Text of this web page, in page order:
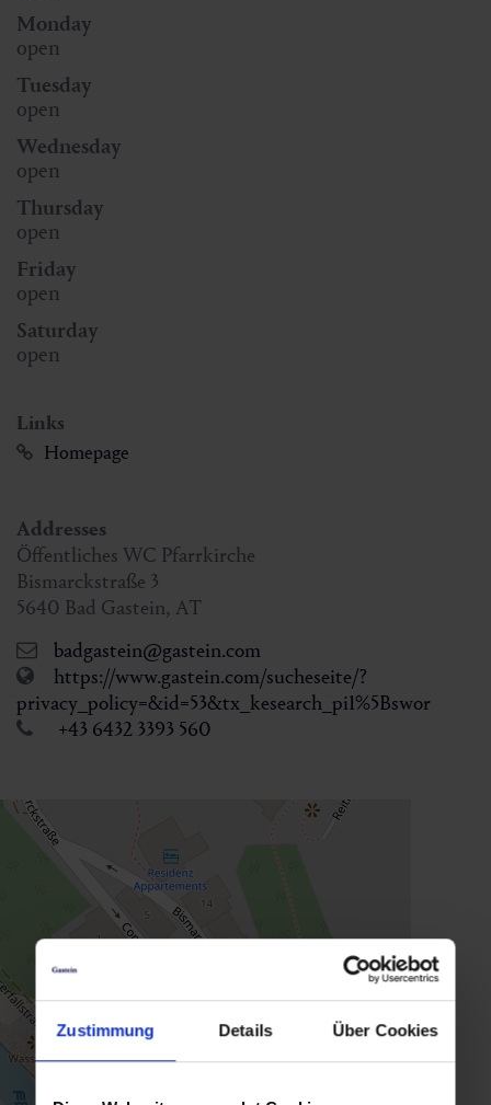
Zustimmung Details Über Cookies
Monday
open
Tuesday
open
Wednesday
open
Thursday
open
Friday
open
Saturday
open
Links
Homepage
Addresses
Öffentliches WC Pfarrkirche
Bismarckstraße 3
5640 Bad Gastein, AT
badgastein@gastein.com
https://www.gastein.com/sucheseite/?
privacy_policy=&id=53&tx_kesearch_pi1%5Bswor
+43 6432 3393 560